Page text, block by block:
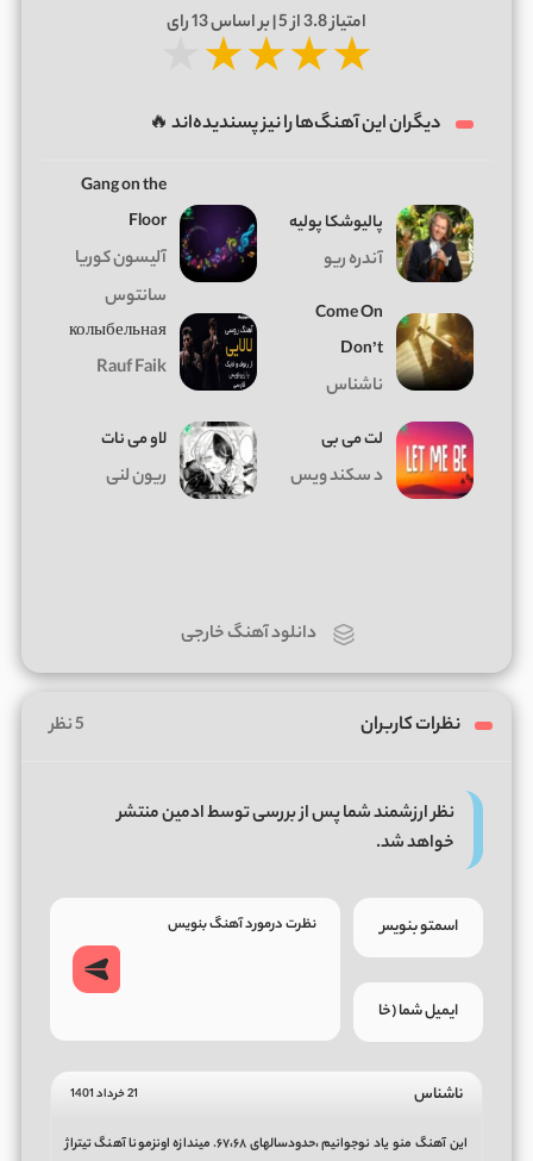
امتیاز3.8از 5 | بر اساس 13رای
★★★★
دیگران این آهنگ‌ها را نیز پسندیده‌اند 🔥
پالیوشکا پولیه
آندره ریو
Gang on the
Floor
آلیسون کوریا
سانتوس
Come On
Don’t
ناشناس
колыбельная
Rauf Faik
لت می بی
د سکند ویس
لاو می نات
ریون لنی
دانلود آهنگ خارجی
نظرات کاربران 5 نظر
نظر ارزشمند شما پس از بررسی توسط ادمین منتشر
خواهد شد.
ناشناس 21 خرداد 1401
این آهنگ منو یاد نوجوانیم ،حدودسالهای ۶۷،۶۸. میندازه اونزمونا آهنگ تیتراژ